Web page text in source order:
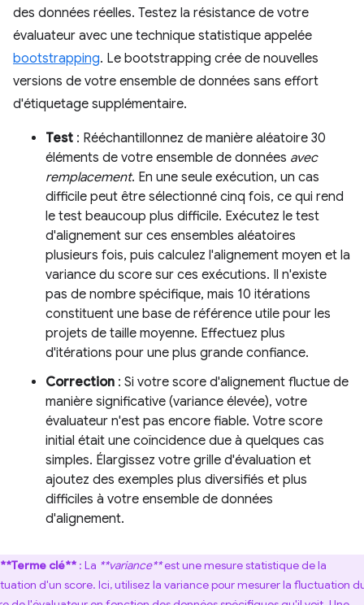
des données réelles. Testez la résistance de votre
évaluateur avec une technique statistique appelée
bootstrapping. Le bootstrapping crée de nouvelles
versions de votre ensemble de données sans effort
d'étiquetage supplémentaire.
Test : Rééchantillonnez de manière aléatoire 30
éléments de votre ensemble de données avec
remplacement. En une seule exécution, un cas
difficile peut être sélectionné cinq fois, ce qui rend
le test beaucoup plus difficile. Exécutez le test
d'alignement sur ces ensembles aléatoires
plusieurs fois, puis calculez l'alignement moyen et la
variance du score sur ces exécutions. Il n'existe
pas de nombre spécifique, mais 10 itérations
constituent une base de référence utile pour les
projets de taille moyenne. Effectuez plus
d'itérations pour une plus grande confiance.
Correction : Si votre score d'alignement fluctue de
manière significative (variance élevée), votre
évaluateur n'est pas encore fiable. Votre score
initial était une coïncidence due à quelques cas
simples. Élargissez votre grille d'évaluation et
ajoutez des exemples plus diversifiés et plus
difficiles à votre ensemble de données
d'alignement.
**Terme clé** : La **variance**est une mesure statistique de la
d'un score. Ici, utilisez la variance pour mesurer la fluctuation